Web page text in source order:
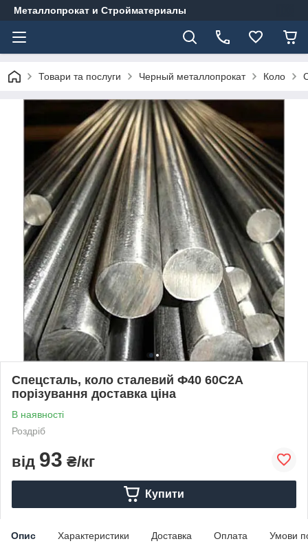
Металлопрокат и Стройматериалы
Товари та послуги Черный металлопрокат Коло
Спецсталь, коло сталевий Ф40 60С2А
порізування доставка ціна
В наявності
Роздріб
від 93 ₴/кг
Купити
Опис Характеристики Доставка Оплата Умови